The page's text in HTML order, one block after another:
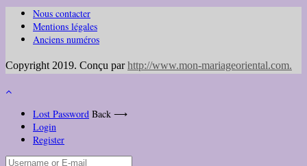
Nous contacter
Mentions légales
Anciens numéros
Copyright 2019. Conçu parhttp://www.mon-mariageoriental.com.
Lost Password Back ⟶
Login
Register